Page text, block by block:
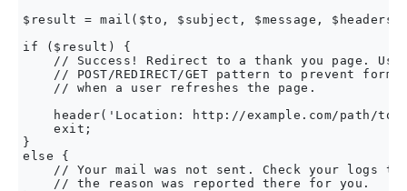
$result = mail($to, $subject, $message,
if ($result) {
// Success! Redirect to a thank you page. Use
// POST/REDIRECT/GET pattern to prevent form
    // when a user refreshes the page.
header('Location: http://example.com/path/
    exit;
}
else {
// Your mail was not sent. Check your logs to
    // the reason was reported there for you.